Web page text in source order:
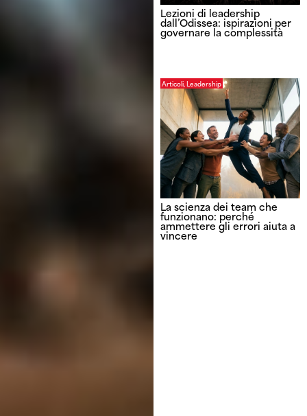
Lezioni di leadership
dall’Odissea: ispirazioni per
governare la complessità
Articoli Leadership
La scienza dei team che
funzionano: perché
ammettere gli errori aiuta a
vincere